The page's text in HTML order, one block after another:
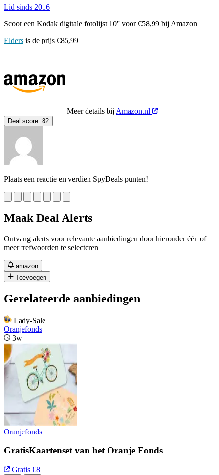
Lid sinds 2016
Scoor een Kodak digitale fotolijst 10'' voor €58,99 bij Amazon
Elders is de prijs €85,99
Meer details bij Amazon.nl
Deal score: 82
Plaats een reactie en verdien SpyDeals punten!
Maak Deal Alerts
Ontvang alerts voor relevante aanbiedingen door hieronder één of
meer trefwoorden te selecteren
amazon
Toevoegen
Gerelateerde aanbiedingen
Lady-Sale
Oranjefonds
3w
Oranjefonds
GratisKaartenset van het Oranje Fonds
Gratis €8